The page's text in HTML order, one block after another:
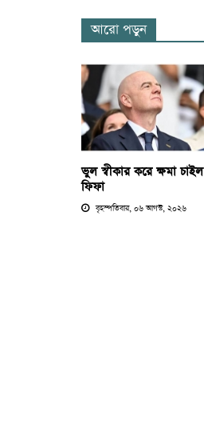
আরো পড়ুন
ভুল স্বীকার করে ক্ষমা চাইল
ফিফা
বৃহস্পতিবার, ০৬ আগস্ট, ২০২৬